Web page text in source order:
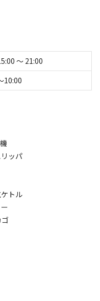
〜 21:00
10:00
ッパ
トル
索